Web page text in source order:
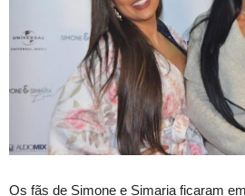
Os fãs de Simone e Simaria ficaram